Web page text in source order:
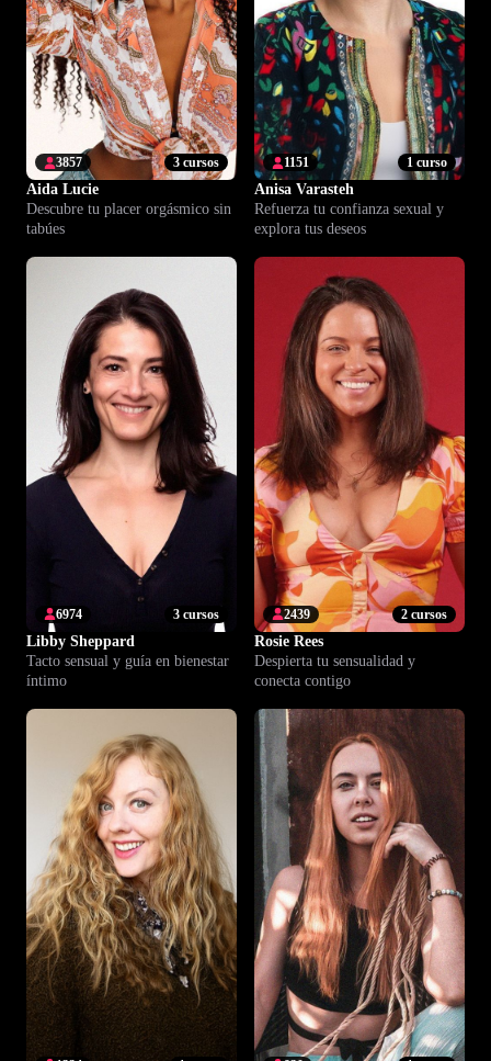
3 cursos
3857
Aida Lucie
Descubre tu placer orgásmico sin
tabúes
1 curso
1151
Anisa Varasteh
Refuerza tu confianza sexual y
explora tus deseos
3 cursos
6974
Libby Sheppard
Tacto sensual y guía en bienestar
íntimo
2 cursos
2439
Rosie Rees
Despierta tu sensualidad y
conecta contigo